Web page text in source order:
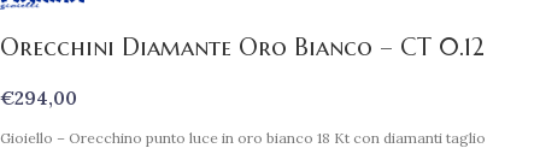
Orecchini Diamante Oro Bianco – CT 0.12
€294,00
Gioiello – Orecchino punto luce in oro bianco 18 Kt con diamanti taglio